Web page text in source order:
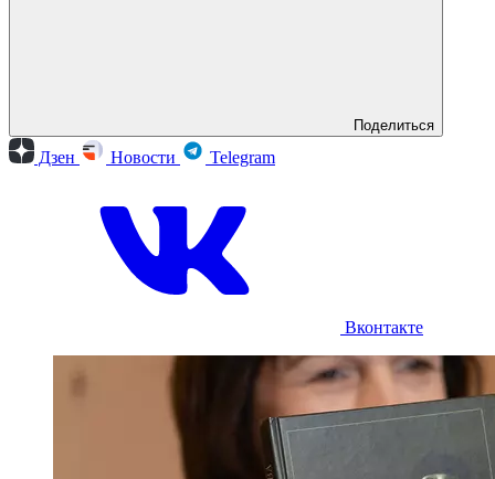
Поделиться
Дзен Новости Telegram
Вконтакте